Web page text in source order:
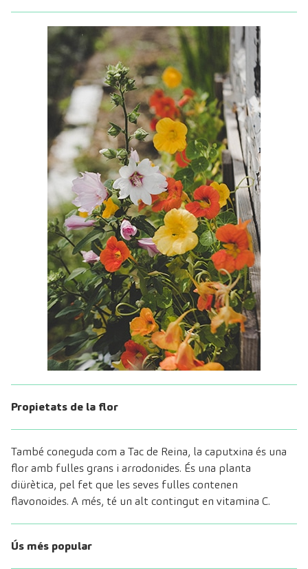
Propietats de la flor
També coneguda com a Tac de Reina, la caputxina és una
flor amb fulles grans i arrodonides. És una planta
diürètica, pel fet que les seves fulles contenen
flavonoides. A més, té un alt contingut en vitamina C.
Ús més popular